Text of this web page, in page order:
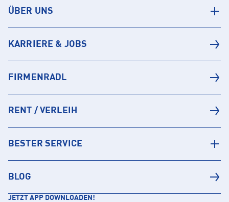
ÜBER UNS
KARRIERE & JOBS
FIRMENRADL
RENT / VERLEIH
BESTER SERVICE
BLOG
JETZT APP DOWNLOADEN!